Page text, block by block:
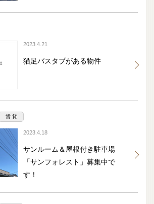
2023.4.21
猫足バスタブがある物件
賃 貸
2023.4.18
サンルーム＆屋根付き駐車場
「サンフォレスト」募集中で
す！